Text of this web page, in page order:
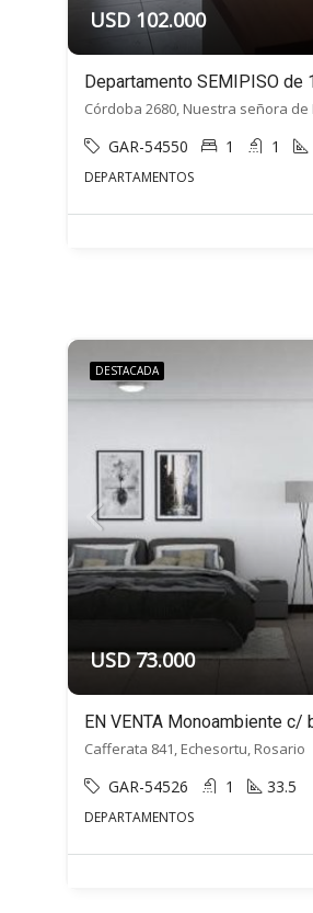
USD 102.000
GAR-54550 1 1
DEPARTAMENTOS
DESTACADA
USD 73.000
Cafferata 841, Echesortu, Rosario
GAR-54526 1 33.5
DEPARTAMENTOS